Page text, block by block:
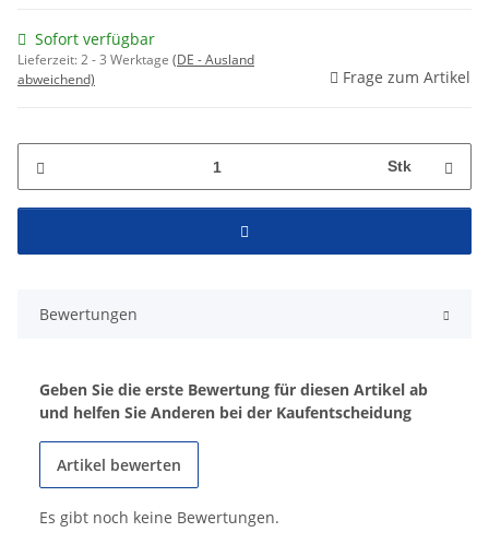
Sofort verfügbar
Lieferzeit:2 - 3 Werktage (DE - Ausland
abweichend)
Frage zum Artikel
Stk
Bewertungen
Geben Sie die erste Bewertung für diesen Artikel ab
und helfen Sie Anderen bei der Kaufentscheidung
Artikel bewerten
Es gibt noch keine Bewertungen.